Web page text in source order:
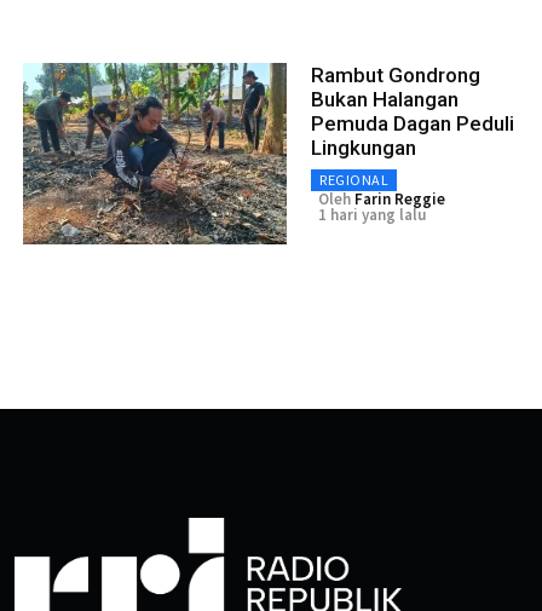
Rambut Gondrong
Bukan Halangan
Pemuda Dagan Peduli
Lingkungan
REGIONAL
Oleh Farin Reggie
1 hari yang lalu